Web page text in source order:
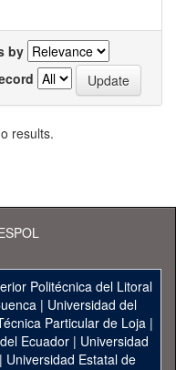
by
results.
Politécnica del Litoral
| Universidad del
Particular de Loja|
Ecuador| Universidad
| Universidad Estatal de